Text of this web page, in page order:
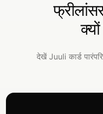
देखें Juuli कार्ड